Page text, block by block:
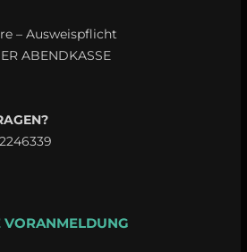
– Ausweispflicht
ABENDKASSE